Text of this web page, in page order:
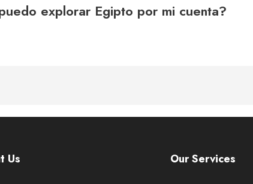
explorar Egipto por mi cuenta?
Us Our Services